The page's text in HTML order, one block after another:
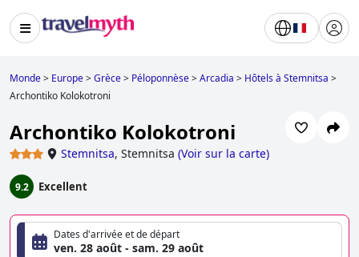
Monde> Europe>Grèce> Péloponnèse>Arcadia > Hôtels à Stemnitsa >
Archontiko Kolokotroni
Archontiko Kolokotroni
Stemnitsa, Stemnitsa (Voir sur la carte)
9.2 Excellent
Dates d'arrivée et de départ
ven. 28 août - sam. 29 août